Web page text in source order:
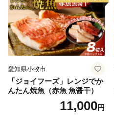
愛知県小牧市
「ジョイフーズ」レンジでか
んたん焼魚（赤魚 魚醤干）
11,000円